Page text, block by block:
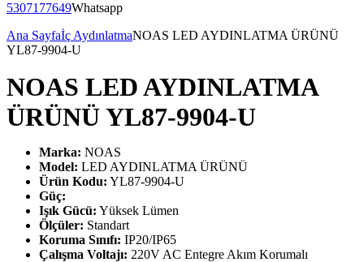
5307177649Whatsapp
Ana Sayfaİç AydınlatmaNOAS LED AYDINLATMA ÜRÜNÜ
YL87-9904-U
NOAS LED AYDINLATMA
ÜRÜNÜ YL87-9904-U
Marka: NOAS
Model: LED AYDINLATMA ÜRÜNÜ
Ürün Kodu: YL87-9904-U
Güç:
Işık Gücü: Yüksek Lümen
Ölçüler: Standart
Koruma Sınıfı: IP20/IP65
Çalışma Voltajı: 220V AC Entegre Akım Korumalı